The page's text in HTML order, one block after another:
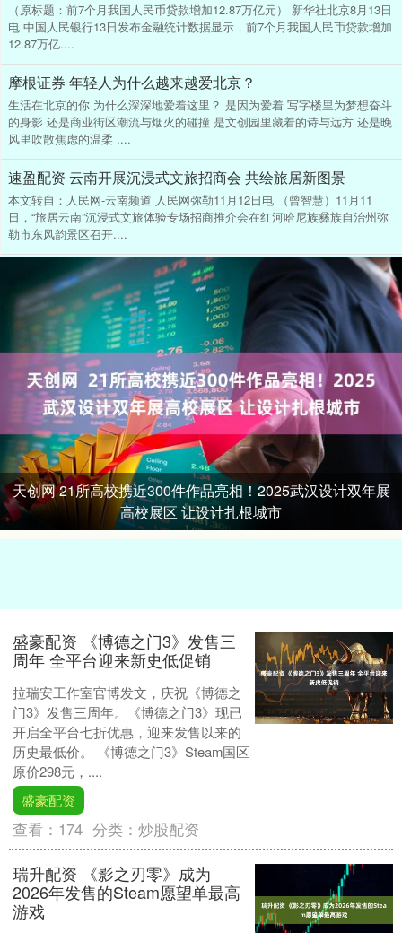
（原标题：前7个月我国人民币贷款增加12.87万亿元） 新华社北京8月13日
电 中国人民银行13日发布金融统计数据显示，前7个月我国人民币贷款增加
12.87万亿....
摩根证券 年轻人为什么越来越爱北京？
生活在北京的你 为什么深深地爱着这里？ 是因为爱着 写字楼里为梦想奋斗
的身影 还是商业街区潮流与烟火的碰撞 是文创园里藏着的诗与远方 还是晚
风里吹散焦虑的温柔 ....
速盈配资 云南开展沉浸式文旅招商会 共绘旅居新图景
本文转自：人民网-云南频道 人民网弥勒11月12日电 （曾智慧）11月11
日，“旅居云南”沉浸式文旅体验专场招商推介会在红河哈尼族彝族自治州弥
勒市东风韵景区召开....
天创网 21所高校携近300件作品亮相！2025武汉设计双年展
高校展区 让设计扎根城市
盛豪配资 《博德之门3》发售三
周年 全平台迎来新史低促销
拉瑞安工作室官博发文，庆祝《博德之
门3》发售三周年。《博德之门3》现已
开启全平台七折优惠，迎来发售以来的
历史最低价。 《博德之门3》Steam国区
原价298元，....
盛豪配资
查看： 174 分类：炒股配资
瑞升配资 《影之刃零》成为
2026年发售的Steam愿望单最高
游戏